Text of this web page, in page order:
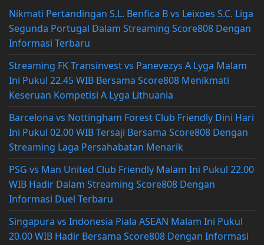
Nikmati Pertandingan S.L. Benfica B vs Leixoes S.C. Liga
Segunda Portugal Dalam Streaming Score808 Dengan
Informasi Terbaru
Streaming FK Transinvest vs Panevezys A Lyga Malam
Ini Pukul 22.45 WIB Bersama Score808 Menikmati
Keseruan Kompetisi A Lyga Lithuania
Barcelona vs Nottingham Forest Club Friendly Dini Hari
Ini Pukul 02.00 WIB Tersaji Bersama Score808 Dengan
Streaming Laga Persahabatan Menarik
PSG vs Man United Club Friendly Malam Ini Pukul 22.00
WIB Hadir Dalam Streaming Score808 Dengan
Informasi Duel Terbaru
Singapura vs Indonesia Piala ASEAN Malam Ini Pukul
20.00 WIB Hadir Bersama Score808 Dengan Informasi